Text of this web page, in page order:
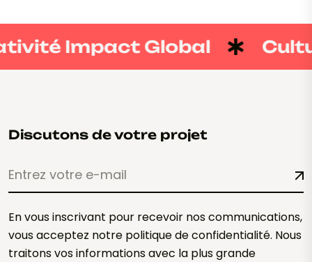
Impact Global
Discutons de votre projet
En vous inscrivant pour recevoir nos communications,
vous acceptez notre politique de confidentialité. Nous
traitons vos informations avec la plus grande